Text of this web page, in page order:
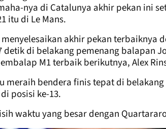
nya di Catalunya akhir pekan ini
itu di Le Mans.
menyelesaikan akhir pekan terbaiknya
detik di belakang pemenang balapan
M1 terbaik berikutnya, Alex
meraih bendera finis tepat di
posisi ke-13.
waktu yang besar dengan